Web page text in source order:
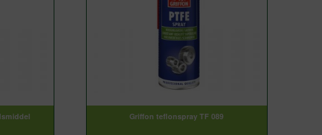
Griffon teflonspray TF 089